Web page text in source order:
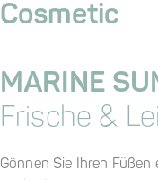
Cosmetic
MARINE
Frische &
Gönnen Sie Ihren